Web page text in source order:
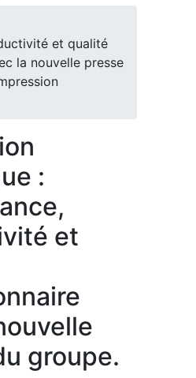
et qualité
la nouvelle presse
:
et
groupe.